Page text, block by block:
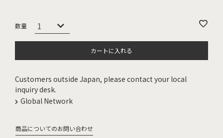
カートに入れる
Customers outside Japan, please contact your local
inquiry desk.
Global Network
商品についてのお問い合わせ